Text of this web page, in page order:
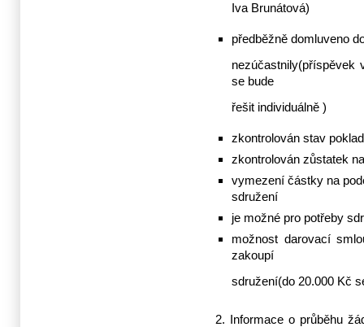
Iva Brunátová)
předběžně domluveno
nezúčastnily(přís­pěvek
se bude
řešit individuálně )
zkontrolován stav
zkontrolován zůstatek
vymezení částky na
sdružení
je možné pro potřeby
možnost darovací
zakoupí
sdružení(do 20.000 Kč
2. Informace o průběhu